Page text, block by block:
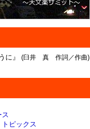
に』 (臼井 真 作詞／作曲)
ピックス